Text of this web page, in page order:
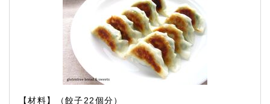
【材料】（餃子22個分）